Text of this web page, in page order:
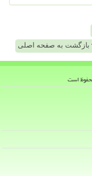
بازگشت به صفحه اصلی